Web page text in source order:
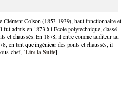
Clément Colson (1853-1939), haut fonctionnaire et
fut admis en 1873 à l’Ecole polytechnique, classé
et chaussés. En 1878, il entre comme auditeur au
en tant que ingénieur des ponts et chaussés, il
chef, [Lire la Suite]